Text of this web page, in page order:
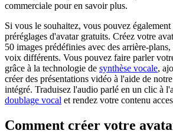
commerciale pour en savoir plus.
Si vous le souhaitez, vous pouvez
préréglages d'avatar gratuits. Créez votre
50 images prédéfinies avec des arrière-
voix différents. Vous pouvez faire parler
grâce à la technologie de synthèse vocale,
créer des présentations vidéo à l'aide de
intégré. Traduisez l'audio parlé en un clic à
doublage vocal et rendez votre contenu
Comment créer votre